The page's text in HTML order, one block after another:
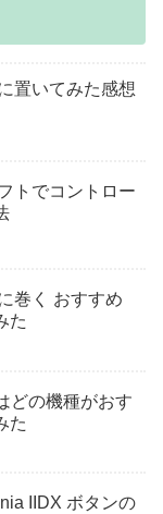
置いてみた感想
トでコントロー
巻く おすすめ
た
どの機種がおす
た
IIDX ボタンの